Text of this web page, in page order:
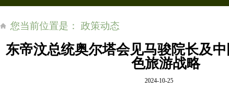
您当前位置是： 政策动态
东帝汶总统奥尔塔会见马骏院长及
色旅游战略
2024-10-25